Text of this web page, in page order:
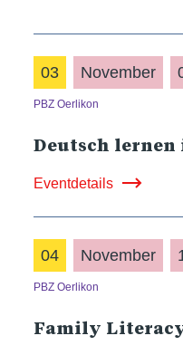
03 November
PBZ Oerlikon
Deutsch lernen
Eventdetails
04 November
PBZ Oerlikon
Family